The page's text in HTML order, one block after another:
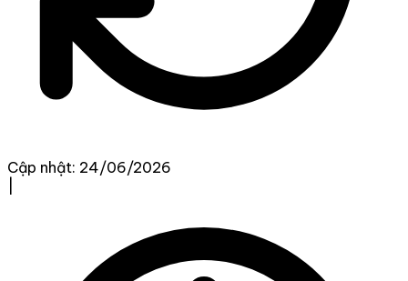
Cập nhật: 24/06/2026